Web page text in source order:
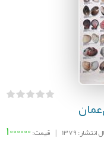
1379
| قیمت:1000000